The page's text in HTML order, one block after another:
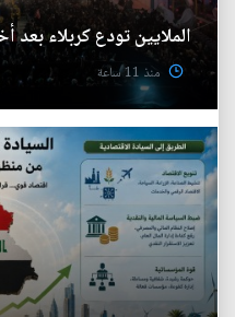
الملايين تودع كربلاء بعد
منذ 11 ساعة